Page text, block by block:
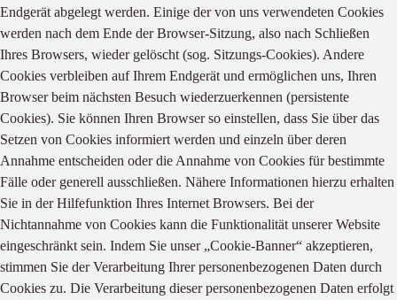
Endgerät abgelegt werden. Einige der von uns verwendeten Cookies
werden nach dem Ende der Browser-Sitzung, also nach Schließen
Ihres Browsers, wieder gelöscht (sog. Sitzungs-Cookies). Andere
Cookies verbleiben auf Ihrem Endgerät und ermöglichen uns, Ihren
Browser beim nächsten Besuch wiederzuerkennen (persistente
Cookies). Sie können Ihren Browser so einstellen, dass Sie über das
Setzen von Cookies informiert werden und einzeln über deren
Annahme entscheiden oder die Annahme von Cookies für bestimmte
Fälle oder generell ausschließen. Nähere Informationen hierzu erhalten
Sie in der Hilfefunktion Ihres Internet Browsers. Bei der
Nichtannahme von Cookies kann die Funktionalität unserer Website
eingeschränkt sein. Indem Sie unser „Cookie-Banner“ akzeptieren,
stimmen Sie der Verarbeitung Ihrer personenbezogenen Daten durch
Cookies zu. Die Verarbeitung dieser personenbezogenen Daten erfolgt